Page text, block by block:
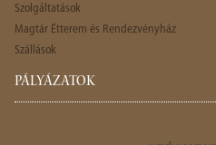
Szolgáltatások
Magtár Étterem és Rendezvényház
Szállások
PÁLYÁZATOK